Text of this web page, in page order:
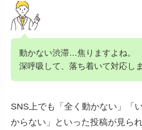
動かない渋滞…焦りますよね。
深呼吸して、落ち着いて対応し
SNS上でも「全く動かない」「
からない」といった投稿が見ら